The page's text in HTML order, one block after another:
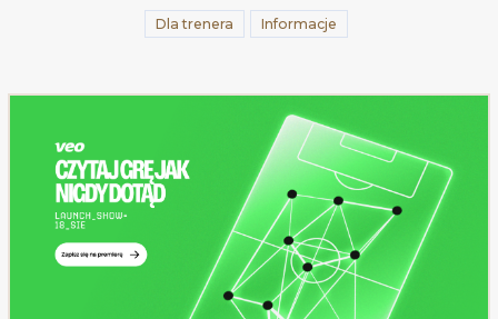
Dla trenera Informacje